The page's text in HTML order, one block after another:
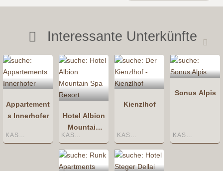
Interessante Unterkünfte
Appartement
s Innerhofer
KASTELRUTH
Hotel Albion
Mountain
Spa Resort
KASTELRUTH
Kienzlhof
KASTELRUTH
Sonus Alpis
KASTELRUTH